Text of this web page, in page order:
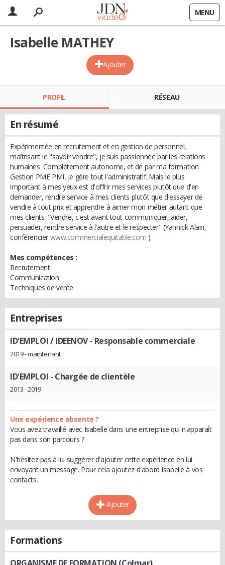
MENU
Ajouter
Isabelle MATHEY
PROFIL RÉSEAU
En résumé
Expérimentée en recrutement et en gestion de personnel,
maîtrisant le "savoir vendre", je suis passionnée par les relations
humaines. Complètement autonome, et de par ma formation
Gestion PME PMI, je gère tout l'administratif. Mais le plus
important à mes yeux est d'offrir mes services plutôt que d'en
demander, rendre service à mes clients plutôt que d'essayer de
vendre à tout prix et apprendre à aimer mon métier autant que
mes clients. "Vendre, c'est avant tout communiquer, aider,
persuader, rendre service à l'autre et le respecter" (Yannick Alain,
conférencier www.commercialequitable.com ).
Mes compétences :
Recrutement
Communication
Techniques de vente
Entreprises
ID'EMPLOI / IDEENOV- Responsable commerciale
2019 - maintenant
ID'EMPLOI - Chargée de clientèle
2013 - 2019
Une expérience absente ?
Vous avez travaillé avec Isabelle dans une entreprise qui n'apparaît
pas dans son parcours ?
N'hésitez pas à lui suggérer d'ajouter cette expérience en lui
envoyant un message. Pour cela ajoutez d'abord Isabelle à vos
contacts.
Ajouter
Formations